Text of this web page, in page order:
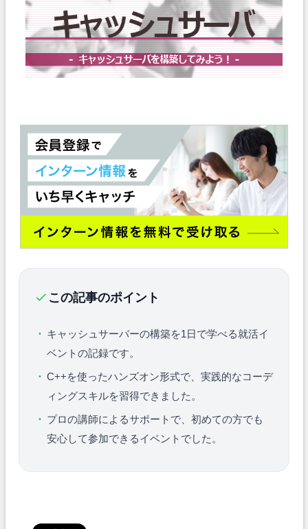
この記事のポイント
キャッシュサーバーの構築を1日で学べる就活イ
ベントの記録です。
C++を使ったハンズオン形式で、実践的なコーデ
ィングスキルを習得できました。
プロの講師によるサポートで、初めての方でも
安心して参加できるイベントでした。